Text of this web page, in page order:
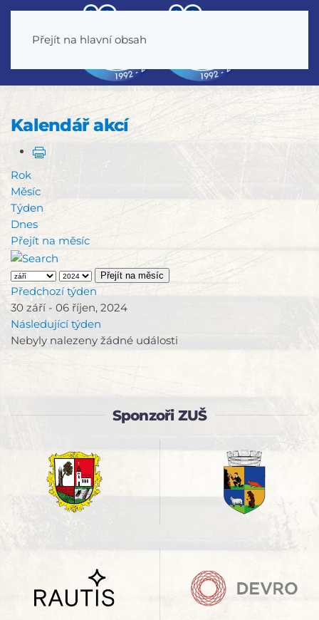
Přejít na hlavní obsah
Kalendář akcí
Rok
Měsíc
Týden
Dnes
Přejít na měsíc
Přejít na měsíc
Předchozí týden
30 září - 06 říjen, 2024
Následující týden
Nebyly nalezeny žádné události
Sponzoři ZUŠ